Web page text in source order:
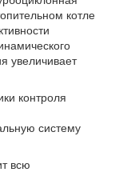
котле
увеличивает
контроля
систему
всю